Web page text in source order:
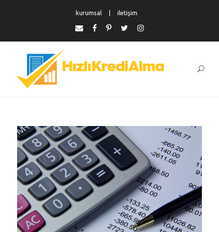
kurumsal iletişim